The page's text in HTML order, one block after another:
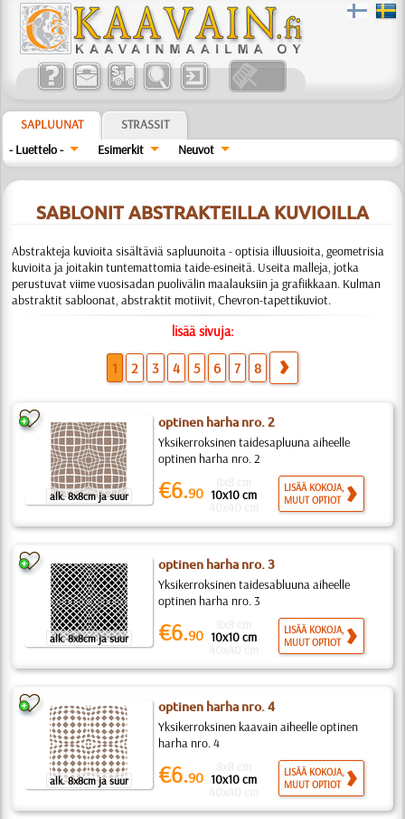
SAPLUUNAT
STRASSIT
- Luettelo -
Esimerkit Neuvot
SABLONIT ABSTRAKTEILLA KUVIOILLA
Abstrakteja kuvioita sisältäviä sapluunoita - optisia illuusioita, geometrisia
kuvioita ja joitakin tuntemattomia taide-esineitä. Useita malleja, jotka
perustuvat viime vuosisadan puolivälin maalauksiin ja grafiikkaan. Kulman
abstraktit sabloonat, abstraktit motiivit, Chevron-tapettikuviot.
lisää sivuja:
1 2 3 4 5 6 7 8
alk. 8x8cm ja suur
optinen harha nro. 2
Yksikerroksinen taidesapluuna aiheelle
optinen harha nro. 2
€6.90 10x10 cm
LISÄÄ KOKOJA,
MUUT OPTIOT
alk. 8x8cm ja suur
optinen harha nro. 3
Yksikerroksinen taidesabluuna aiheelle
optinen harha nro. 3
€6.90 10x10 cm
LISÄÄ KOKOJA,
MUUT OPTIOT
alk. 8x8cm ja suur
optinen harha nro. 4
Yksikerroksinen kaavain aiheelle optinen
harha nro. 4
€6.90 10x10 cm
LISÄÄ KOKOJA,
MUUT OPTIOT